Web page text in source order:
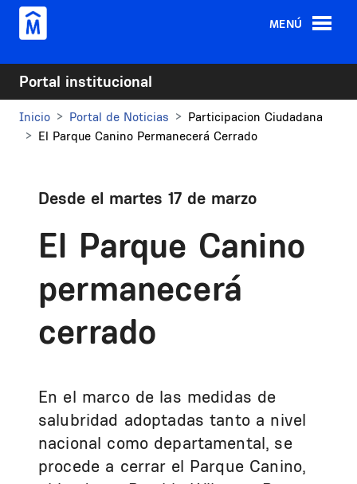
Pasar al contenido principal
MENÚ
Portal institucional
Inicio Portal de Noticias
Participacion Ciudadana
El Parque Canino Permanecerá Cerrado
Desde el martes 17 de marzo
El Parque Canino
permanecerá
cerrado
En el marco de las medidas de
salubridad adoptadas tanto a nivel
nacional como departamental, se
procede a cerrar el Parque Canino,